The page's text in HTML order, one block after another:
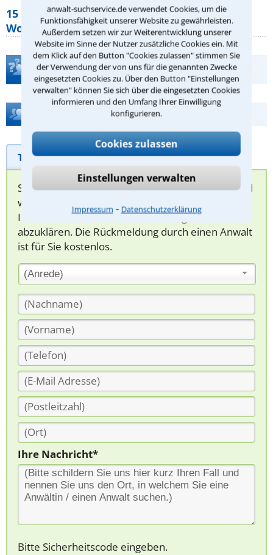
anwalt-suchservice.de verwendet Cookies, um die
Funktionsfähigkeit unserer Website zu gewährleisten.
Außerdem setzen wir zur Weiterentwicklung unserer
Website im Sinne der Nutzer zusätzliche Cookies ein. Mit
dem Klick auf den Button "Cookies zulassen" stimmen Sie
der Verwendung der von uns für die genannten Zwecke
eingesetzten Cookies zu. Über den Button "Einstellungen
verwalten" können Sie sich über die eingesetzten Cookies
informieren und den Umfang Ihrer Einwilligung
konfigurieren.
Cookies zulassen
Einstellungen verwalten
Impressum ⁃ Datenschutzerklärung
15 elementare Rechte, die jeder
Wohnungseigentümer kennen sollte
Teste Dein Rechtswissen
Hilfe bei Ihrer Anwaltsuche?
Telefonhilfe Beratungsanfrage
Sie können hier Ihren Fall schildern. Anschließend
werden sich spezialisierte Rechtsanwälte bei
Ihnen melden, um das weitere Vorgehen
abzuklären. Die Rückmeldung durch einen Anwalt
ist für Sie kostenlos.
(Anrede)
Ihre Nachricht*
Bitte Sicherheitscode eingeben.